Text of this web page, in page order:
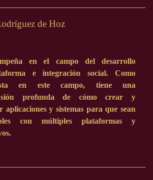
de Hoz
en el campo del desarrollo
e integración social. Como
en este campo, tiene una
profunda de cómo crear y
aplicaciones y sistemas para que sean
con múltiples plataformas y